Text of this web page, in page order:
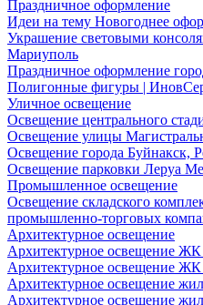
Праздничное оформление
Идеи на тему Новогоднее
Украшение световыми
Мариуполь
Праздничное оформление
Полигонные фигуры |
Уличное освещение
Освещение центрального
Освещение улицы
Освещение города Буйнакск,
Освещение парковки Леруа
Промышленное освещение
Освещение складского
промышленно-торговых
Архитектурное освещение
Архитектурное освещение
Архитектурное освещение
Архитектурное освещение
Архитектурное освещение